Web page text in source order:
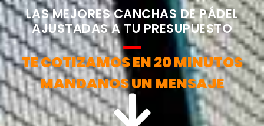
LAS MEJORES CANCHAS DE PÁDEL
AJUSTADAS A TU PRESUPUESTO
TE COTIZAMOS EN 20 MINUTOS
MANDANOS UN MENSAJE